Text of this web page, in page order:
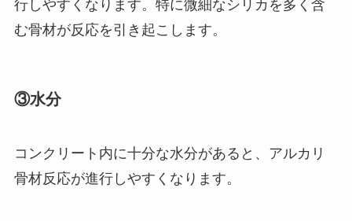
行しやすくなります。特に微細なシリカを多く含
む骨材が反応を引き起こします。
③水分
コンクリート内に十分な水分があると、アルカリ
骨材反応が進行しやすくなります。